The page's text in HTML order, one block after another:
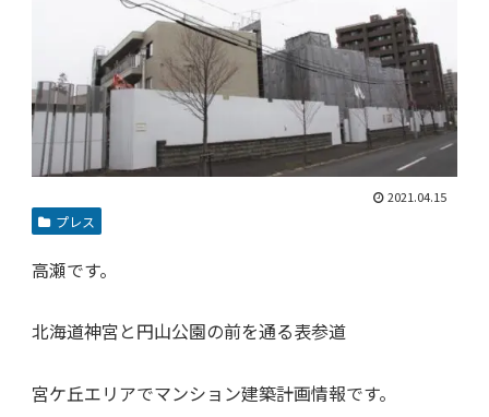
2021.04.15
プレス
高瀬です。
北海道神宮と円山公園の前を通る表参道
宮ケ丘エリアでマンション建築計画情報です。